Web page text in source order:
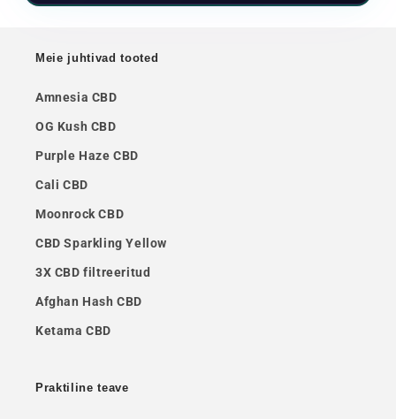
Meie juhtivad tooted
Amnesia CBD
OG Kush CBD
Purple Haze CBD
Cali CBD
Moonrock CBD
CBD Sparkling Yellow
3X CBD filtreeritud
Afghan Hash CBD
Ketama CBD
Praktiline teave